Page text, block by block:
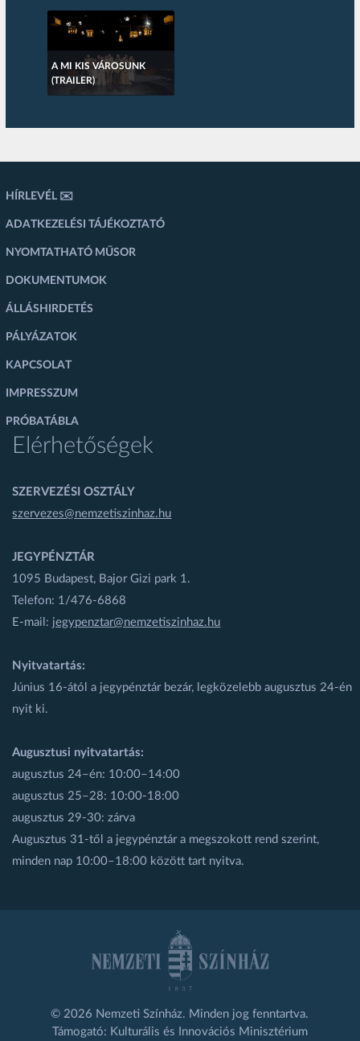
A MI KIS VÁROSUNK
(TRAILER)
HÍRLEVÉL ✉️
ADATKEZELÉSI TÁJÉKOZTATÓ
NYOMTATHATÓ MŰSOR
DOKUMENTUMOK
ÁLLÁSHIRDETÉS
PÁLYÁZATOK
KAPCSOLAT
IMPRESSZUM
PRÓBATÁBLA
Elérhetőségek
SZERVEZÉSI OSZTÁLY
szervezes@nemzetiszinhaz.hu
JEGYPÉNZTÁR
1095 Budapest, Bajor Gizi park 1.
Telefon: 1/476-6868
E-mail: jegypenztar@nemzetiszinhaz.hu
Nyitvatartás:
Június 16-ától a jegypénztár bezár, legközelebb augusztus 24-én
nyit ki.
Augusztusi nyitvatartás:
augusztus 24–én: 10:00–14:00
augusztus 25–28: 10:00-18:00
augusztus 29-30: zárva
Augusztus 31-től a jegypénztár a megszokott rend szerint,
minden nap 10:00–18:00 között tart nyitva.
© 2026 Nemzeti Színház. Minden jog fenntartva.
Támogató: Kulturális és Innovációs Minisztérium